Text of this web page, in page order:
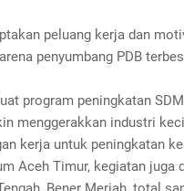
peluang kerja dan
penyumbang PDB
program peningkatan
menggerakkan industri
kerja untuk peningkatan
Aceh Timur, kegiatan juga